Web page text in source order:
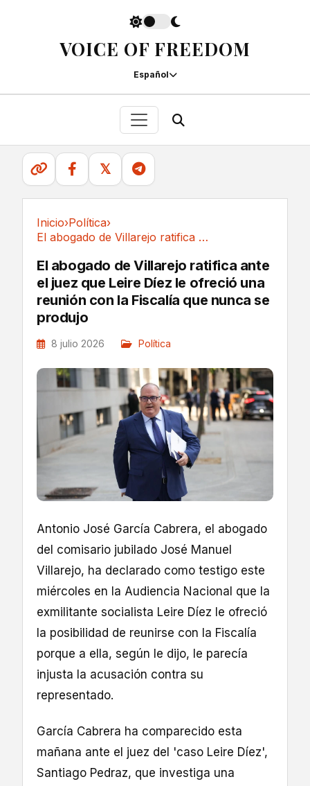
VOICE OF FREEDOM
Español
𝕏
Inicio›Política›
El abogado de Villarejo ratifica ante el juez...
El abogado de Villarejo ratifica ante
el juez que Leire Díez le ofreció una
reunión con la Fiscalía que nunca se
produjo
8 julio 2026 Política
Antonio José García Cabrera, el abogado
del comisario jubilado José Manuel
Villarejo, ha declarado como testigo este
miércoles en la Audiencia Nacional que la
exmilitante socialista Leire Díez le ofreció
la posibilidad de reunirse con la Fiscalía
porque a ella, según le dijo, le parecía
injusta la acusación contra su
representado.
García Cabrera ha comparecido esta
mañana ante el juez del 'caso Leire Díez',
Santiago Pedraz, que investiga una